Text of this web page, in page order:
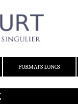
FORMATS LONGS